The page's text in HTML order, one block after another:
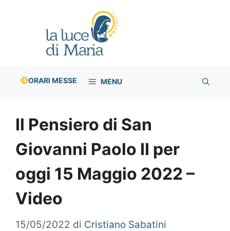
ORARI MESSE MENU
Il Pensiero di San
Giovanni Paolo II per
oggi 15 Maggio 2022 –
Video
15/05/2022 di Cristiano Sabatini